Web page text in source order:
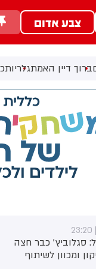
צבע אדום
ברוך דיין האמתגלריות
לפיד על הודעת
יואב סגלוביץ: "אני